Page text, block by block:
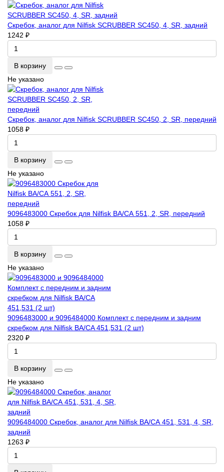
Скребок, аналог для Nilfisk SCRUBBER SC450, 4, SR, задний
1242 ₽
В корзину
Не указано
Скребок, аналог для Nilfisk SCRUBBER SC450, 2, SR, передний
1058 ₽
В корзину
Не указано
9096483000 Скребок для Nilfisk ВА/СА 551, 2, SR, передний
1058 ₽
В корзину
Не указано
9096483000 и 9096484000 Комплект с передним и задним
скребком для Nilfisk BA/CA 451,531 (2 шт)
2320 ₽
В корзину
Не указано
9096484000 Скребок, аналог для Nilfisk ВА/СА 451, 531, 4, SR,
задний
1263 ₽